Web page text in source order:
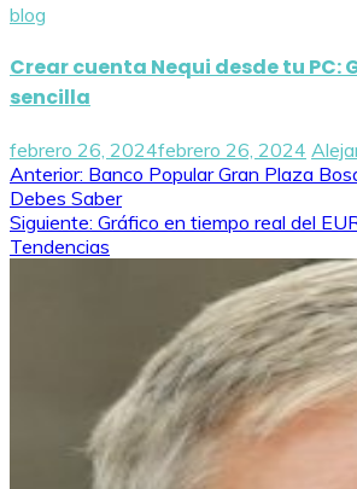
blog
Crear cuenta Nequi desde tu PC:
sencilla
febrero 26, 2024febrero 26, 2024
Navegación
de
entradas
Anterior: Banco Popular Gran Plaza
Debes Saber
Siguiente: Gráfico en tiempo real del
Tendencias